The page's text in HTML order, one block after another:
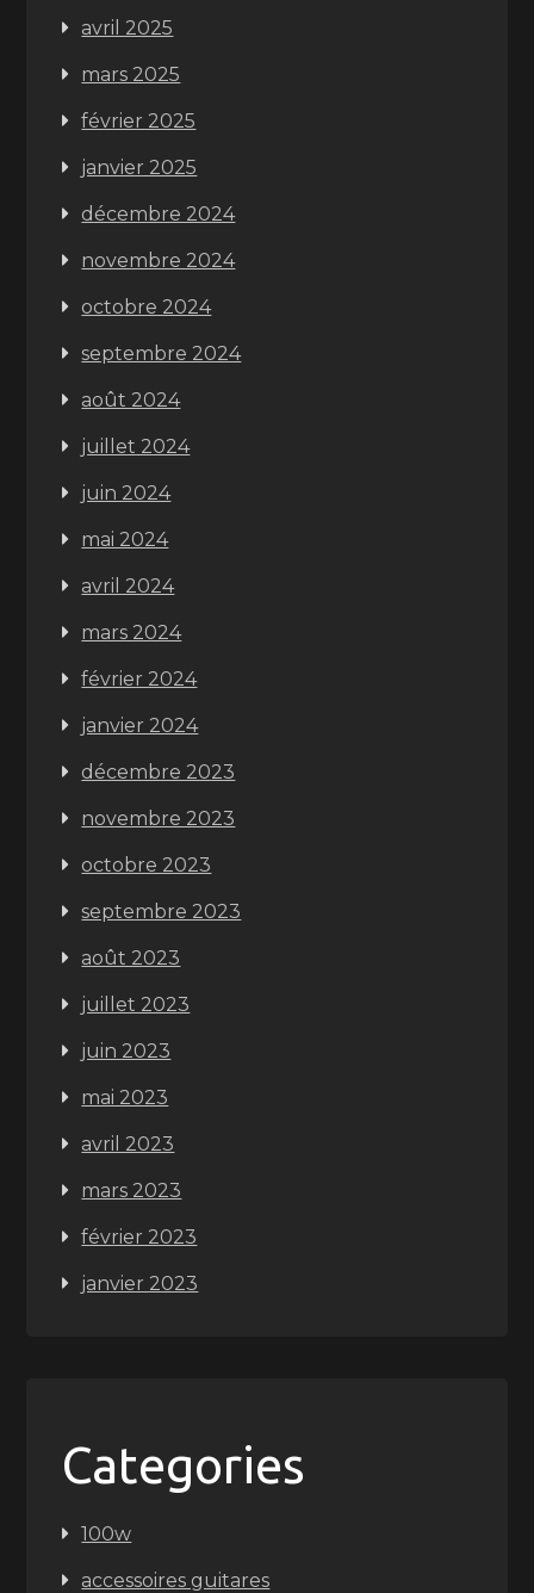
avril 2025
mars 2025
février 2025
janvier 2025
décembre 2024
novembre 2024
octobre 2024
septembre 2024
août 2024
juillet 2024
juin 2024
mai 2024
avril 2024
mars 2024
février 2024
janvier 2024
décembre 2023
novembre 2023
octobre 2023
septembre 2023
août 2023
juillet 2023
juin 2023
mai 2023
avril 2023
mars 2023
février 2023
janvier 2023
Categories
100w
accessoires guitares